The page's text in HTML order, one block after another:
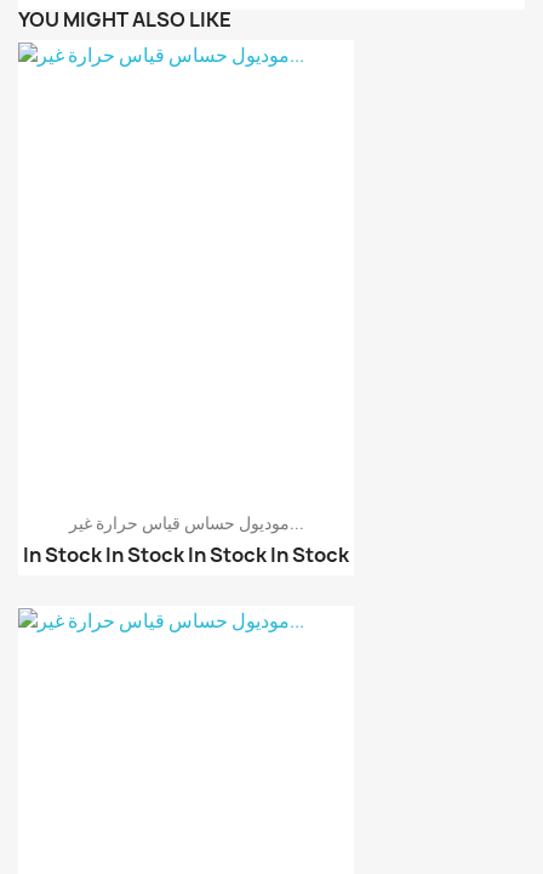
YOU MIGHT ALSO LIKE
موديول حساس قياس حرارة غير...
In StockIn StockIn StockIn Stock
حساس حرارة تحت الحمراء...